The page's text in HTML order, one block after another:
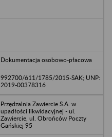
Dokumentacja osobowo-płacowa
992700/611/1785/2015-SAK; UNP:
2019-00378316
Przędzalnia Zawiercie S.A. w
upadłości likwidacyjnej - ul.
Zawiercie, ul. Obrońców Poczty
Gańskiej 95